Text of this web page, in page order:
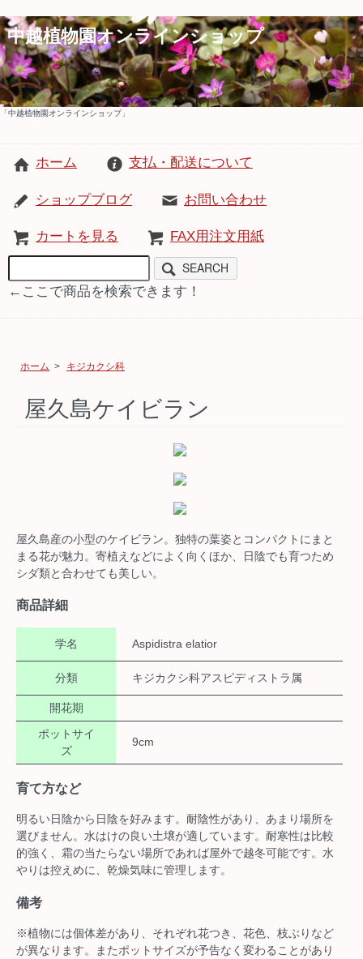
中越植物園オンラインショップ
「中越植物園オンラインショップ」
ホーム 支払・配送について
ショップブログ お問い合わせ
カートを見る FAX用注文用紙
SEARCH
←ここで商品を検索できます！
ホーム > キジカクシ科
屋久島ケイビラン
屋久島産の小型のケイビラン。独特の葉姿とコンパクトにまと
まる花が魅力。寄植えなどによく向くほか、日陰でも育つため
シダ類と合わせても美しい。
商品詳細
学名 Aspidistra elatior
分類 キジカクシ科アスピディストラ属
開花期
ポットサイ
ズ
9cm
育て方など
明るい日陰から日陰を好みます。耐陰性があり、あまり場所を
選びません。水はけの良い土壌が適しています。耐寒性は比較
的強く、霜の当たらない場所であれば屋外で越冬可能です。水
やりは控えめに、乾燥気味に管理します。
備考
※植物には個体差があり、それぞれ花つき、花色、枝ぶりなど
が異なります。またポットサイズが予告なく変わることがあり